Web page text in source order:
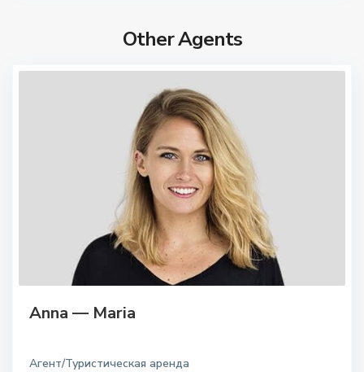
Other Agents
Anna — Maria
Агент/Туристическая аренда